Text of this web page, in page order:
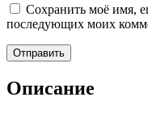
Сохранить моё имя,
последующих моих
Описание